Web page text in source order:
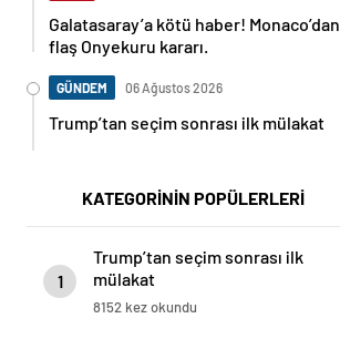
Galatasaray’a kötü haber! Monaco’dan
flaş Onyekuru kararı.
GÜNDEM 06 Ağustos 2026
Trump’tan seçim sonrası ilk mülakat
KATEGORİNİN POPÜLERLERİ
1
Trump’tan seçim sonrası ilk
mülakat
8152 kez okundu